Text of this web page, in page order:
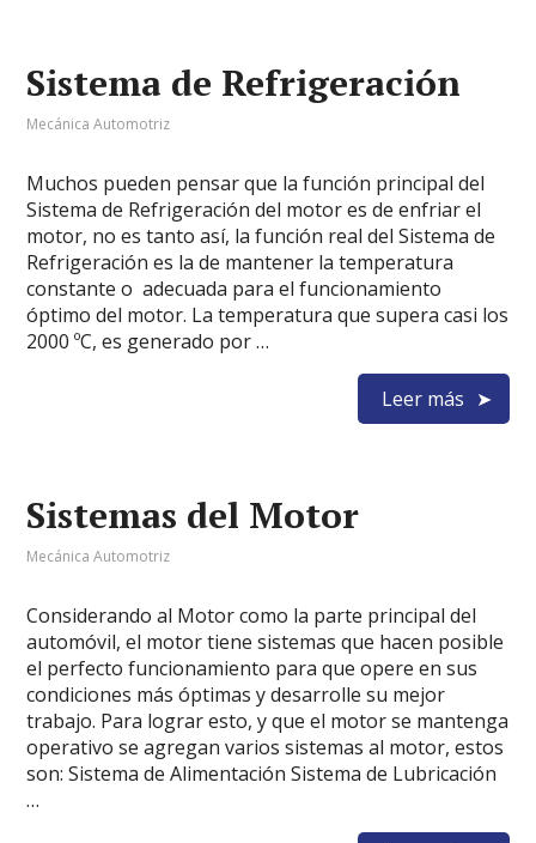
Sistema de Refrigeración
Mecánica Automotriz
Muchos pueden pensar que la función principal del
Sistema de Refrigeración del motor es de enfriar el
motor, no es tanto así, la función real del Sistema de
Refrigeración es la de mantener la temperatura
constante o adecuada para el funcionamiento
óptimo del motor. La temperatura que supera casi los
2000 ºC, es generado por …
Leer más
Sistemas del Motor
Mecánica Automotriz
Considerando al Motor como la parte principal del
automóvil, el motor tiene sistemas que hacen posible
el perfecto funcionamiento para que opere en sus
condiciones más óptimas y desarrolle su mejor
trabajo. Para lograr esto, y que el motor se mantenga
operativo se agregan varios sistemas al motor, estos
son: Sistema de Alimentación Sistema de Lubricación
…